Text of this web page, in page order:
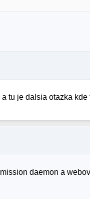
tu je dalsia otazka
daemon a